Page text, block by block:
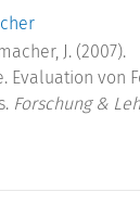
J. (2007).
Evaluation von
Forschung &